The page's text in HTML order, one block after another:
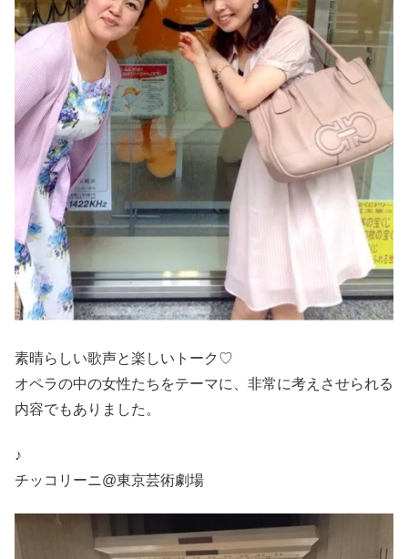
素晴らしい歌声と楽しいトーク♡
オペラの中の女性たちをテーマに、非常に考えさせられる
内容でもありました。
♪
チッコリーニ@東京芸術劇場